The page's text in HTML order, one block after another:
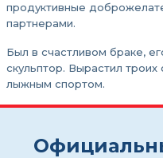
продуктивные
партнерами.
Был в счастливом браке,
скульптор. Вырастил
лыжным спортом.